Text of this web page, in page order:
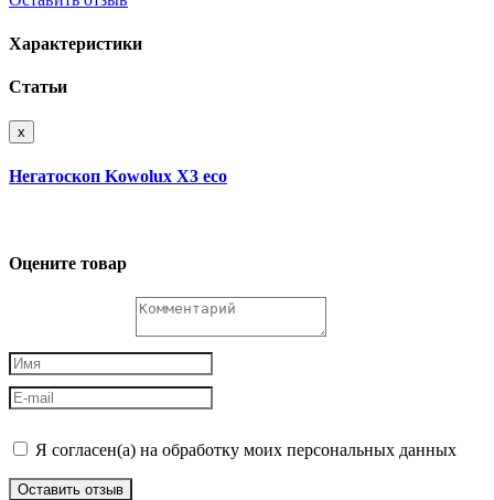
Характеристики
Статьи
x
Негатоскоп Kowolux X3 eco
Оцените товар
Я согласен(а) на обработку моих персональных данных
Оставить отзыв